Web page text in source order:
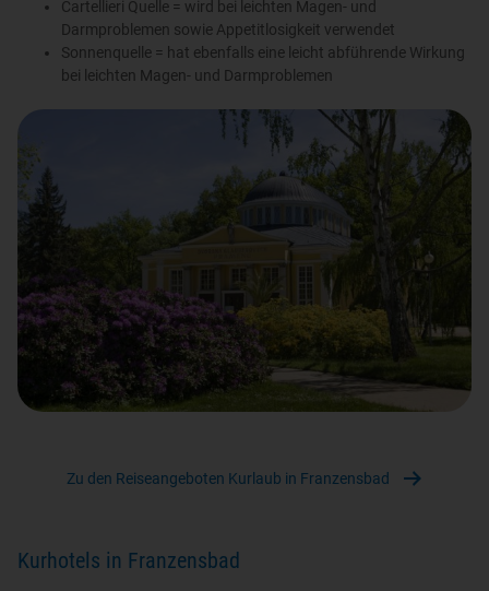
Cartellieri Quelle = wird bei leichten Magen- und
Darmproblemen sowie Appetitlosigkeit verwendet
Sonnenquelle = hat ebenfalls eine leicht abführende Wirkung
bei leichten Magen- und Darmproblemen
Zu den Reiseangeboten Kurlaub in Franzensbad
Kurhotels in Franzensbad